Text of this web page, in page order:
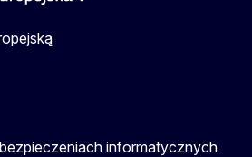
informatycznych